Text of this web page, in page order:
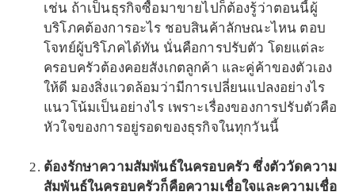
เช่น ถ้าเป็นธุรกิจซื้อมาขายไปก็ต้องรู้ว่าตอนนี้ผู้
บริโภคต้องการอะไร ชอบสินค้าลักษณะไหน ตอบ
โจทย์ผู้บริโภคได้ทัน นั่นคือการปรับตัว โดยแต่ละ
ครอบครัวต้องคอยสังเกตลูกค้า และคู่ค้าของตัวเอง
ให้ดี มองสิ่งแวดล้อมว่ามีการเปลี่ยนแปลงอย่างไร
แนวโน้มเป็นอย่างไร เพราะเรื่องของการปรับตัวคือ
หัวใจของการอยู่รอดของธุรกิจในทุกวันนี้
ต้องรักษาความสัมพันธ์ในครอบครัว ซึ่งตัววัดความ
สัมพันธ์ในครอบครัวก็คือความเชื่อใจและความเชื่อ